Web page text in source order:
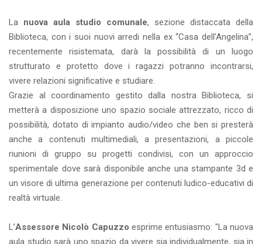
La nuova aula studio comunale, sezione distaccata della
Biblioteca, con i suoi nuovi arredi nella ex “Casa dell’Angelina”,
recentemente risistemata, darà la possibilità di un luogo
strutturato e protetto dove i ragazzi potranno incontrarsi,
vivere relazioni significative e studiare.
Grazie al coordinamento gestito dalla nostra Biblioteca, si
metterà a disposizione uno spazio sociale attrezzato, ricco di
possibilità, dotato di impianto audio/video che ben si presterà
anche a contenuti multimediali, a presentazioni, a piccole
riunioni di gruppo su progetti condivisi, con un approccio
sperimentale dove sarà disponibile anche una stampante 3d e
un visore di ultima generazione per contenuti ludico-educativi di
realtà virtuale.
L’Assessore Nicolò Capuzzoesprime entusiasmo: "La nuova
aula studio sarà uno spazio da vivere sia individualmente, sia in